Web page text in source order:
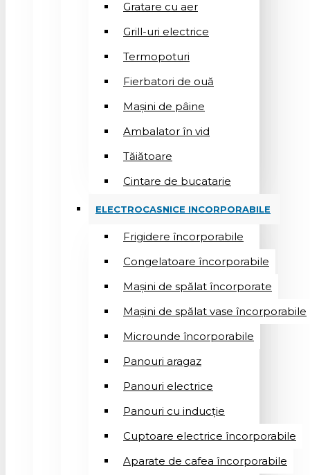
Gratare cu aer
Grill-uri electrice
Termopoturi
Fierbatori de ouă
Mașini de pâine
Ambalator în vid
Tăiătoare
Cintare de bucatarie
ELECTROCASNICE INCORPORABILE
Frigidere încorporabile
Congelatoare încorporabile
Mașini de spălat încorporate
Mașini de spălat vase încorporabile
Microunde încorporabile
Panouri aragaz
Panouri electrice
Panouri cu inducție
Cuptoare electrice încorporabile
Aparate de cafea încorporabile